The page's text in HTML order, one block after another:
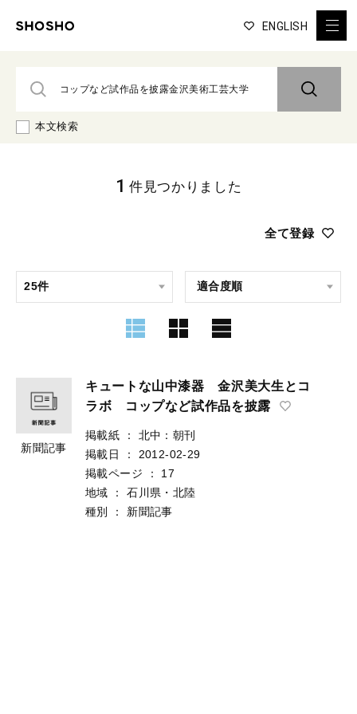
ENGLISH
本文検索
全て登録
1 件見つかりました
新聞記事
キュートな山中漆器 金沢美大生とコ
ラボ コップなど試作品を披露
掲載紙 ：
北中：朝刊
掲載日
：
2012-02-29
掲載ページ
：
17
地域
：
石川県・北陸
種別
： 新聞記事